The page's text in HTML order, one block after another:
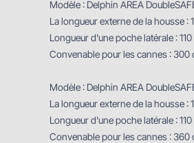
Modèle : Delphin AREA
La longueur externe de la housse :
Longueur d'une poche latérale :
Convenable pour les cannes : 300
Modèle : Delphin AREA
La longueur externe de la housse :
Longueur d'une poche latérale :
Convenable pour les cannes : 360